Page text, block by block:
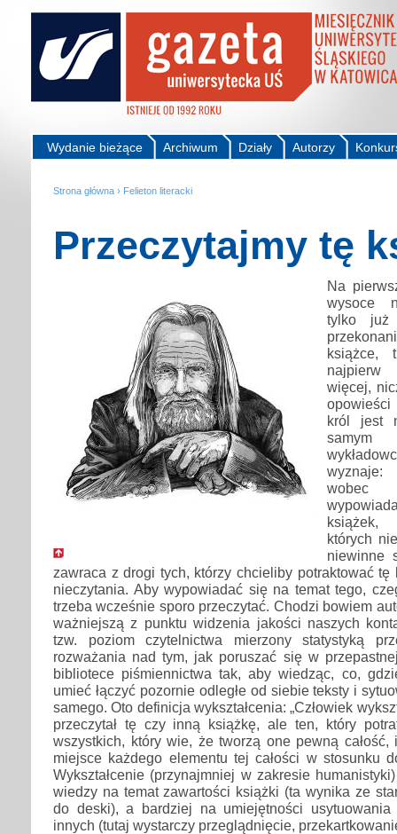
Autorzy
Działy
Archiwum
Wydanie bieżące
Strona główna › Felieton literacki
Przeczytajmy tę
Na
wysoce
tylko już
książce,
więcej,
król jest
samym
książek,
których
niewinne
zawraca z drogi tych, którzy chcieliby potraktować tę
nieczytania. Aby wypowiadać się na temat tego,
trzeba wcześnie sporo przeczytać. Chodzi bowiem
ważniejszą z punktu widzenia jakości naszych
tzw. poziom czytelnictwa mierzony statystyką
rozważania nad tym, jak poruszać się w
bibliotece piśmiennictwa tak, aby wiedząc, co,
umieć łączyć pozornie odległe od siebie teksty i
samego. Oto definicja wykształcenia: „Człowiek
przeczytał tę czy inną książkę, ale ten, który
wszystkich, który wie, że tworzą one pewną
miejsce każdego elementu tej całości w stosunku
Wykształcenie (przynajmniej w zakresie
wiedzy na temat zawartości książki (ta wynika ze
do deski), a bardziej na umiejętności
innych (tutaj wystarczy przeglądnięcie,